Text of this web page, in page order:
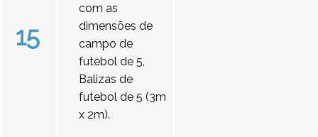
15
com as
dimensões de
campo de
futebol de 5,
Balizas de
futebol de 5 (3m
x 2m).